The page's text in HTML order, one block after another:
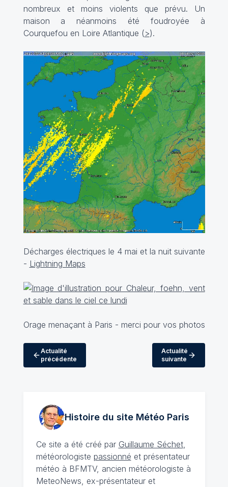
nombreux et moins violents que prévu. Un
maison a néanmoins été foudroyée à
Courquefou en Loire Atlantique (>).
Décharges électriques le 4 mai et la nuit suivante
- Lightning Maps
Orage menaçant à Paris - merci pour vos photos
Actualité
précédente
Actualité
suivante
Histoire du site MétéoParis
Ce site a été créé par Guillaume Séchet,
météorologiste passionné et présentateur
météo à BFMTV, ancien météorologiste à
MeteoNews, ex-présentateur et